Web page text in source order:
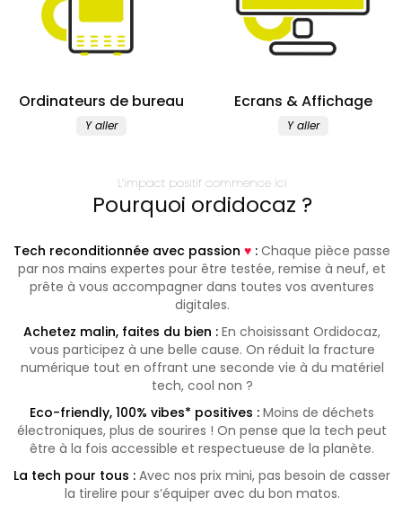
Ordinateurs de bureau
Y aller
Ecrans & Affichage
Y aller
L’impact positif commence ici
Pourquoi ordidocaz ?
Tech reconditionnée avec passion ♥︎ : Chaque pièce passe
par nos mains expertes pour être testée, remise à neuf, et
prête à vous accompagner dans toutes vos aventures
digitales.
Achetez malin, faites du bien : En choisissant Ordidocaz,
vous participez à une belle cause. On réduit la fracture
numérique tout en offrant une seconde vie à du matériel
tech, cool non ?
Eco-friendly, 100% vibes* positives : Moins de déchets
électroniques, plus de sourires ! On pense que la tech peut
être à la fois accessible et respectueuse de la planète.
La tech pour tous : Avec nos prix mini, pas besoin de casser
la tirelire pour s’équiper avec du bon matos.